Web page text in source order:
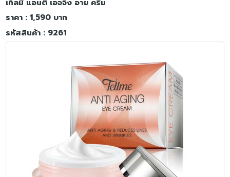
เท็ลมี แอนตี้ เอจจิ้ง อาย ครีม
ราคา : 1,590 บาท
รหัสสินค้า : 9261